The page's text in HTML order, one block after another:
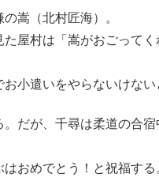
嵩（北村匠海）。
屋村は「嵩がおごって
小遣いをやらないけない
だが、千尋は柔道の合宿
おめでとう！と祝福する